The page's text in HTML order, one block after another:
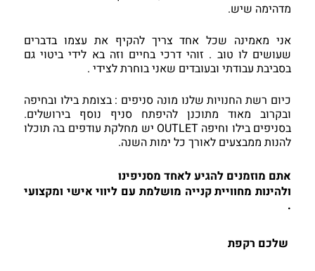
מדהימה שיש.
בסביבת עבודתי ובעובדים שאני בוחרת לצידי .
להנות ממבצעים לאורך כל ימות השנה.
אתם מוזמנים להגיע לאחד מסניפינו
.
רקפת